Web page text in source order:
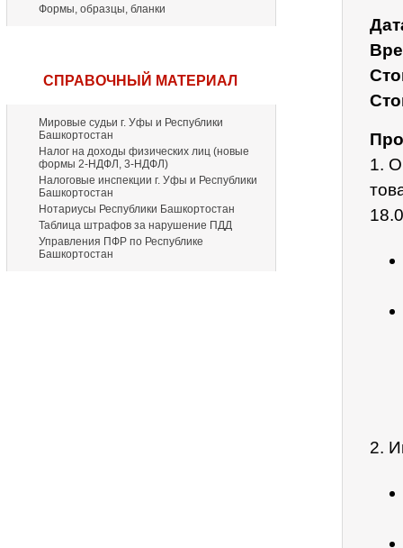
Формы, образцы, бланки
СПРАВОЧНЫЙ МАТЕРИАЛ
Мировые судьи г. Уфы и Республики
Башкортостан
Налог на доходы физических лиц (новые
формы 2-НДФЛ, 3-НДФЛ)
Налоговые инспекции г. Уфы и Республики
Башкортостан
Нотариусы Республики Башкортостан
Таблица штрафов за нарушение ПДД
Управления ПФР по Республике
Башкортостан
1.
2.